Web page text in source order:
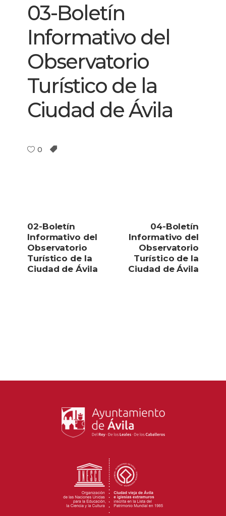
03-Boletín
Informativo del
Observatorio
Turístico de la
Ciudad de Ávila
0
02-Boletín
Informativo del
Observatorio
Turístico de la
Ciudad de Ávila
04-Boletín
Informativo del
Observatorio
Turístico de la
Ciudad de Ávila